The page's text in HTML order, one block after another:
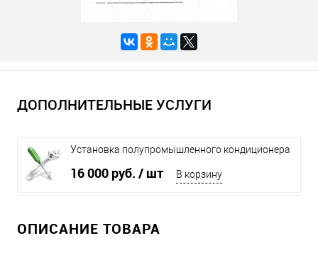
ДОПОЛНИТЕЛЬНЫЕ УСЛУГИ
Установка полупромышленного кондиционера
16 000 руб. / шт В корзину
ОПИСАНИЕ ТОВАРА